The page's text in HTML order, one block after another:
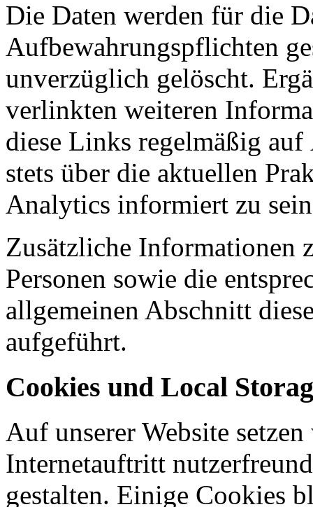
Die Daten werden für die
Aufbewahrungspflichten
unverzüglich gelöscht.
verlinkten weiteren
diese Links regelmäßig
stets über die aktuellen
Analytics informiert zu
Zusätzliche Informationen
Personen sowie die
allgemeinen Abschnitt
aufgeführt.
Cookies und Local
Auf unserer Website
Internetauftritt
gestalten. Einige Cookies